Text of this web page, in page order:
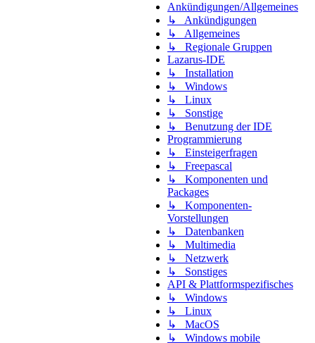
Ankündigungen/Allgemeines
↳ Ankündigungen
↳ Allgemeines
↳ Regionale Gruppen
Lazarus-IDE
↳ Installation
↳ Windows
↳ Linux
↳ Sonstige
↳ Benutzung der IDE
Programmierung
↳ Einsteigerfragen
↳ Freepascal
↳ Komponenten und
Packages
↳ Komponenten-
Vorstellungen
↳ Datenbanken
↳ Multimedia
↳ Netzwerk
↳ Sonstiges
API & Plattformspezifisches
↳ Windows
↳ Linux
↳ MacOS
↳ Windows mobile